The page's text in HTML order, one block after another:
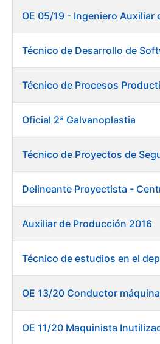
Técnico de Desarrollo de
Técnico de Procesos
Oficial 2ª Galvanoplastia
Técnico de Proyectos de
Auxiliar de Producción 2016